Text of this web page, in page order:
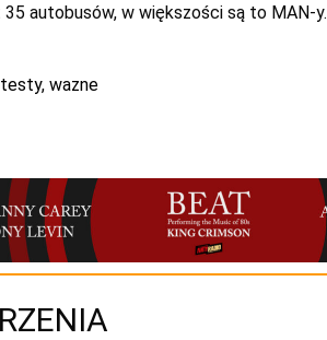
autobusów, w większości są to MAN-y.
testy, wazne